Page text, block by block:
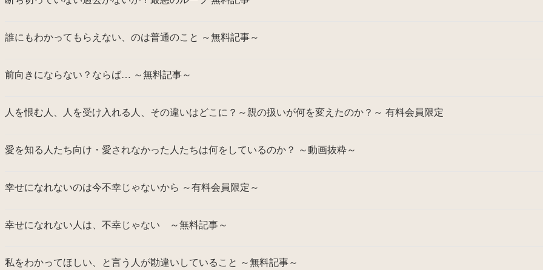
誰にもわかってもらえない、のは普通のこと ～無料記事～
前向きにならない？ならば… ～無料記事～
人を恨む人、人を受け入れる人、その違いはどこに？～親の扱いが何を変えたのか？～ 有料会員限定
愛を知る人たち向け・愛されなかった人たちは何をしているのか？ ～動画抜粋～
幸せになれないのは今不幸じゃないから ～有料会員限定～
幸せになれない人は、不幸じゃない ～無料記事～
私をわかってほしい、と言う人が勘違いしていること ～無料記事～